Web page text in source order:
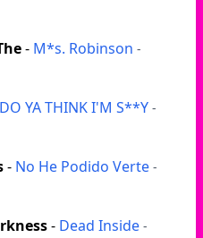
- M*s. Robinson -
DO YA THINK I'M S**Y -
- No He Podido Verte -
- Dead Inside -